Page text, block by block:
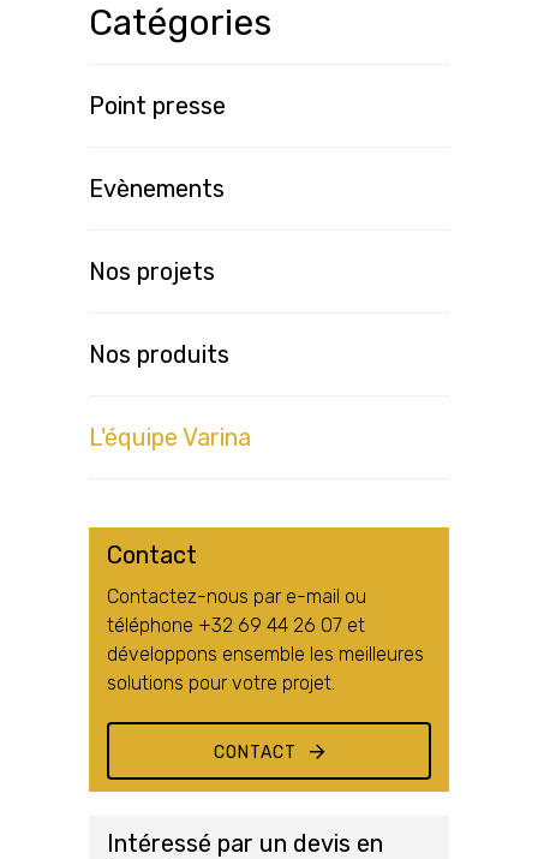
Catégories
Point presse
Evènements
Nos projets
Nos produits
L'équipe Varina
Contact
Contactez-nous par e-mail ou
téléphone +32 69 44 26 07 et
développons ensemble les meilleures
solutions pour votre projet.
CONTACT
Intéressé par un devis en